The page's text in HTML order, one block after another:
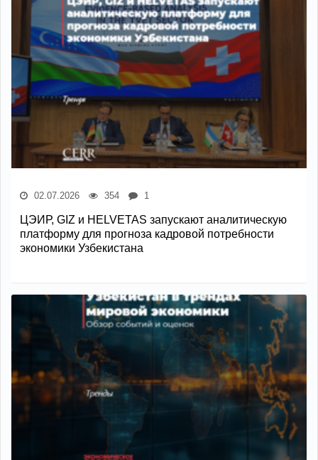
02.07.2026 354 1
ЦЭИР, GIZ и HELVETAS запускают аналитическую
платформу для прогноза кадровой потребности
экономики Узбекистана